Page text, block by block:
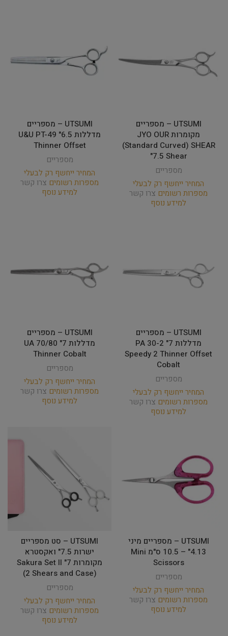
UTSUMI – מספריים
מקומרות JYO OUR
(Standard Curved) SHEAR
"7.5 Shear
מספריים
המחיר ייחשף רק לבעלי
מספרות רשומים צרו קשר
למידע נוסף
UTSUMI – מספריים
מדללות 6.5" U&U PT-49
Thinner Offset
מספריים
המחיר ייחשף רק לבעלי
מספרות רשומים צרו קשר
למידע נוסף
UTSUMI – מספריים
מדללות 7" PA 30-2
Speedy 2 Thinner Offset
Cobalt
מספריים
המחיר ייחשף רק לבעלי
מספרות רשומים צרו קשר
למידע נוסף
UTSUMI – מספריים
מדללות 7" UA 70/80
Thinner Cobalt
מספריים
המחיר ייחשף רק לבעלי
מספרות רשומים צרו קשר
למידע נוסף
UTSUMI – מספריים מיני
4.13" – 10.5 ס"מ Mini
Scissors
מספריים
המחיר ייחשף רק לבעלי
מספרות רשומים צרו קשר
למידע נוסף
UTSUMI – סט מספריים
ישרות 7.5" ואקסטרא
מקומרות 7" Sakura Set II
(2 Shears and Case)
מספריים
המחיר ייחשף רק לבעלי
מספרות רשומים צרו קשר
למידע נוסף